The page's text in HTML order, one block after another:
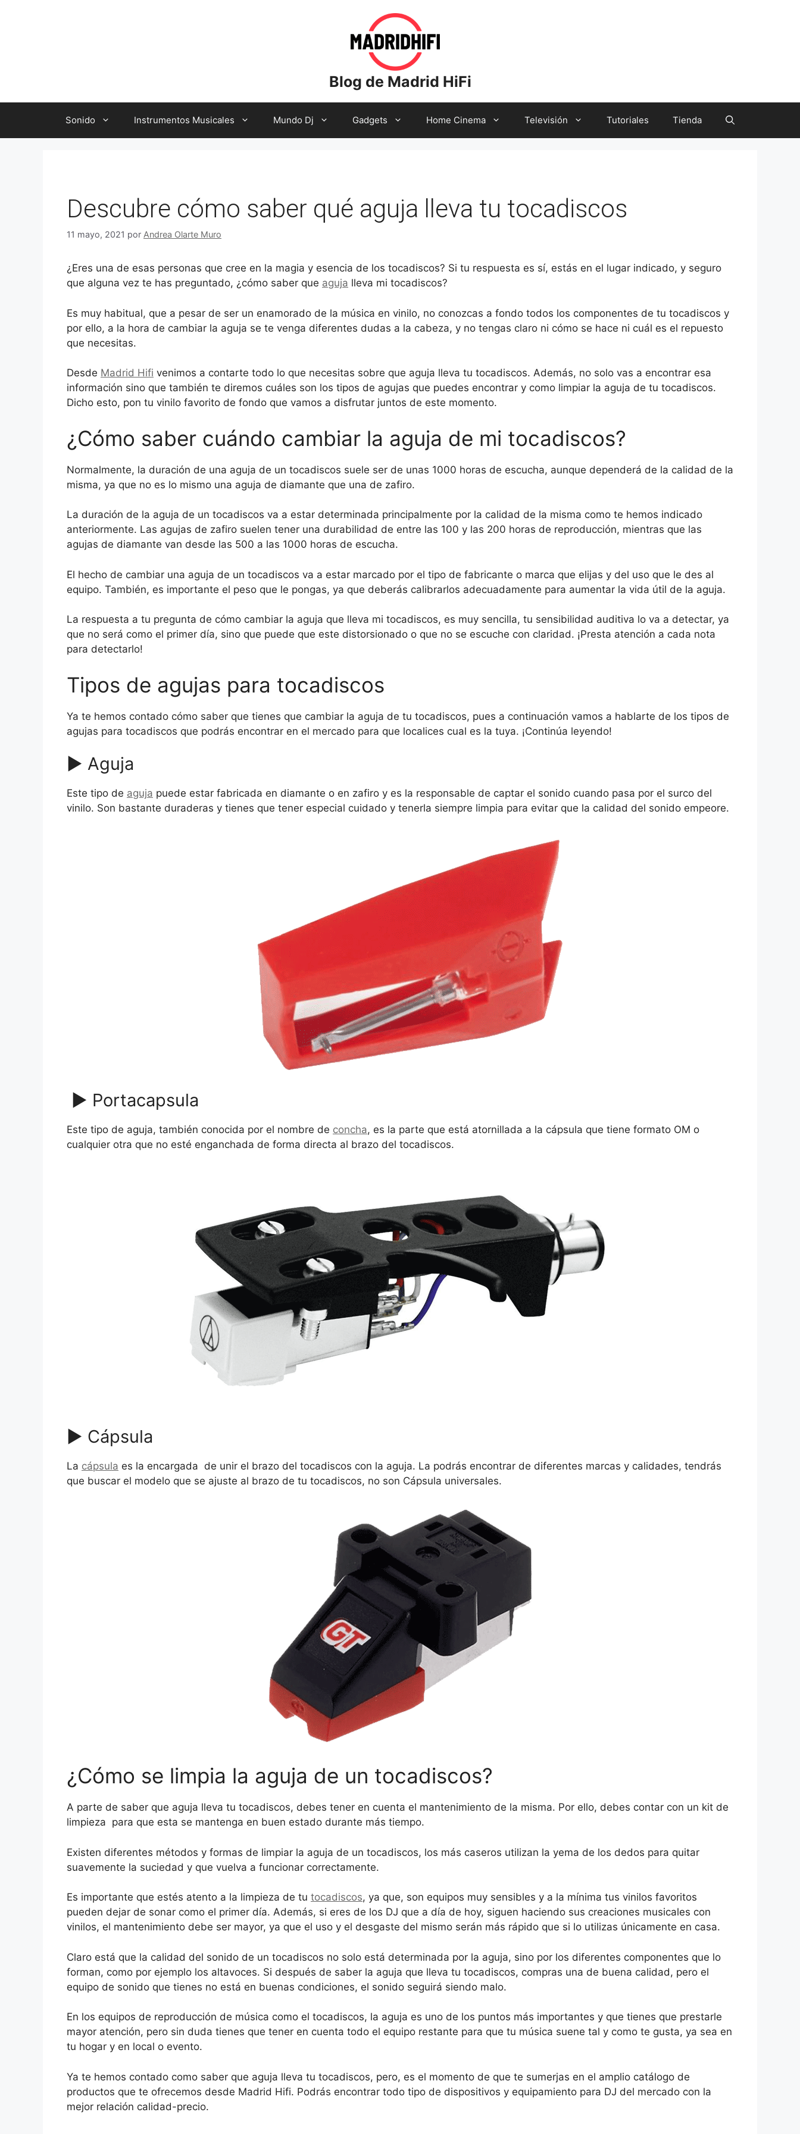
Blog de Madrid HiFi
Sonido Instrumentos Musicales Mundo Dj Gadgets Home Cinema Televisión Tutoriales Tienda
Descubre cómo saber qué aguja lleva tu tocadiscos
11 mayo, 2021 por Andrea Olarte Muro
¿Eres una de esas personas que cree en la magia y esencia de los tocadiscos? Si tu respuesta es sí, estás en el lugar indicado, y seguro
que alguna vez te has preguntado, ¿cómo saber que aguja lleva mi tocadiscos?
Es muy habitual, que a pesar de ser un enamorado de la música en vinilo, no conozcas a fondo todos los componentes de tu tocadiscos y
por ello, a la hora de cambiar la aguja se te venga diferentes dudas a la cabeza, y no tengas claro ni cómo se hace ni cuál es el repuesto
que necesitas.
Desde Madrid Hifi venimos a contarte todo lo que necesitas sobre que aguja lleva tu tocadiscos. Además, no solo vas a encontrar esa
información sino que también te diremos cuáles son los tipos de agujas que puedes encontrar y como limpiar la aguja de tu tocadiscos.
Dicho esto, pon tu vinilo favorito de fondo que vamos a disfrutar juntos de este momento.
¿Cómo saber cuándo cambiar la aguja de mi tocadiscos?
Normalmente, la duración de una aguja de un tocadiscos suele ser de unas 1000 horas de escucha, aunque dependerá de la calidad de la
misma, ya que no es lo mismo una aguja de diamante que una de zafiro.
La duración de la aguja de un tocadiscos va a estar determinada principalmente por la calidad de la misma como te hemos indicado
anteriormente. Las agujas de zafiro suelen tener una durabilidad de entre las 100 y las 200 horas de reproducción, mientras que las
agujas de diamante van desde las 500 a las 1000 horas de escucha.
El hecho de cambiar una aguja de un tocadiscos va a estar marcado por el tipo de fabricante o marca que elijas y del uso que le des al
equipo. También, es importante el peso que le pongas, ya que deberás calibrarlos adecuadamente para aumentar la vida útil de la aguja.
La respuesta a tu pregunta de cómo cambiar la aguja que lleva mi tocadiscos, es muy sencilla, tu sensibilidad auditiva lo va a detectar, ya
que no será como el primer día, sino que puede que este distorsionado o que no se escuche con claridad. ¡Presta atención a cada nota
para detectarlo!
Tipos de agujas para tocadiscos
Ya te hemos contado cómo saber que tienes que cambiar la aguja de tu tocadiscos, pues a continuación vamos a hablarte de los tipos de
agujas para tocadiscos que podrás encontrar en el mercado para que localices cual es la tuya. ¡Continúa leyendo!
▶ Aguja
Este tipo de aguja puede estar fabricada en diamante o en zafiro y es la responsable de captar el sonido cuando pasa por el surco del
vinilo. Son bastante duraderas y tienes que tener especial cuidado y tenerla siempre limpia para evitar que la calidad del sonido empeore.
▶ Portacapsula
Este tipo de aguja, también conocida por el nombre de concha, es la parte que está atornillada a la cápsula que tiene formato OM o
cualquier otra que no esté enganchada de forma directa al brazo del tocadiscos.
▶ Cápsula
La cápsula es la encargada de unir el brazo del tocadiscos con la aguja. La podrás encontrar de diferentes marcas y calidades, tendrás
que buscar el modelo que se ajuste al brazo de tu tocadiscos, no son Cápsula universales.
¿Cómo se limpia la aguja de un tocadiscos?
A parte de saber que aguja lleva tu tocadiscos, debes tener en cuenta el mantenimiento de la misma. Por ello, debes contar con un kit de
limpieza para que esta se mantenga en buen estado durante más tiempo.
Existen diferentes métodos y formas de limpiar la aguja de un tocadiscos, los más caseros utilizan la yema de los dedos para quitar
suavemente la suciedad y que vuelva a funcionar correctamente.
Es importante que estés atento a la limpieza de tu tocadiscos, ya que, son equipos muy sensibles y a la mínima tus vinilos favoritos
pueden dejar de sonar como el primer día. Además, si eres de los DJ que a día de hoy, siguen haciendo sus creaciones musicales con
vinilos, el mantenimiento debe ser mayor, ya que el uso y el desgaste del mismo serán más rápido que si lo utilizas únicamente en casa.
Claro está que la calidad del sonido de un tocadiscos no solo está determinada por la aguja, sino por los diferentes componentes que lo
forman, como por ejemplo los altavoces. Si después de saber la aguja que lleva tu tocadiscos, compras una de buena calidad, pero el
equipo de sonido que tienes no está en buenas condiciones, el sonido seguirá siendo malo.
En los equipos de reproducción de música como el tocadiscos, la aguja es uno de los puntos más importantes y que tienes que prestarle
mayor atención, pero sin duda tienes que tener en cuenta todo el equipo restante para que tu música suene tal y como te gusta, ya sea en
tu hogar y en local o evento.
Ya te hemos contado como saber que aguja lleva tu tocadiscos, pero, es el momento de que te sumerjas en el amplio catálogo de
productos que te ofrecemos desde Madrid Hifi. Podrás encontrar todo tipo de dispositivos y equipamiento para DJ del mercado con la
mejor relación calidad-precio.